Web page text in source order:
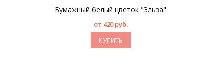
Бумажный белый цветок "Эльза"
от 420 руб.
КУПИТЬ